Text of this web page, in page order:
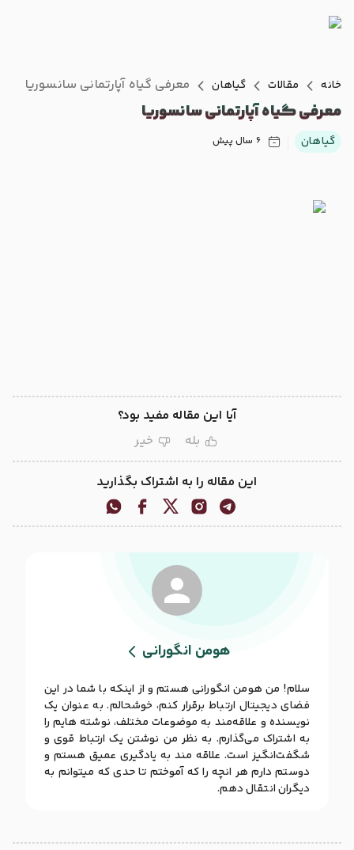
خانه مقالات گیاهان معرفی گیاه آپارتمانی سانسوریا
معرفی گیاه آپارتمانی سانسوریا
گیاهان 6 سال پیش
آیا این مقاله مفید بود؟
بله
خیر
این مقاله را به اشتراک بگذارید
هومن انگورانی
سلام! من هومن انگورانی هستم و از اینکه با شما در این
فضای دیجیتال ارتباط برقرار کنم، خوشحالم. به عنوان یک
نویسنده و علاقه‌مند به موضوعات مختلف، نوشته هایم را
به اشتراک می‌گذارم. به نظر من نوشتن یک ارتباط قوی و
شگفت‌انگیز است. علاقه مند به یادگیری عمیق هستم و
دوستم دارم هر انچه را که آموختم تا حدی که میتوانم به
دیگران انتقال دهم.